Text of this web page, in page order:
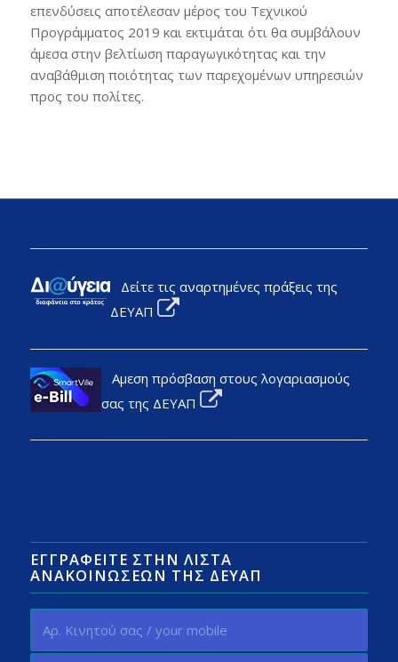
επενδύσεις αποτέλεσαν μέρος του Τεχνικού
Προγράμματος 2019 και εκτιμάται ότι θα συμβάλουν
άμεσα στην βελτίωση παραγωγικότητας και την
αναβάθμιση ποιότητας των παρεχομένων υπηρεσιών
προς του πολίτες.
Δείτε τις αναρτημένες πράξεις της
ΔΕΥΑΠ
Αμεση πρόσβαση στους λογαριασμούς
σας της ΔΕΥΑΠ
ΕΓΓΡΑΦΕΊΤΕ ΣΤΗΝ ΛΊΣΤΑ
ΑΝΑΚΟΙΝΏΣΕΩΝ ΤΗΣ ΔΕΥΑΠ